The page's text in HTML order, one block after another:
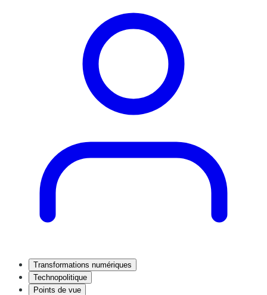
Transformations numériques
Technopolitique
Points de vue